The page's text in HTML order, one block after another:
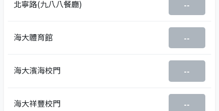
北寧路(九八八餐廳) --
海大體育館 --
海大濱海校門 --
海大祥豐校門 --